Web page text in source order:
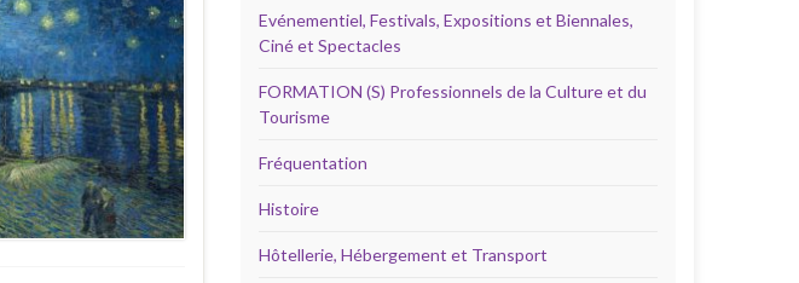
Evénementiel, Festivals, Expositions et Biennales,
Ciné et Spectacles
FORMATION (S) Professionnels de la Culture et du
Tourisme
Fréquentation
Histoire
Hôtellerie, Hébergement et Transport